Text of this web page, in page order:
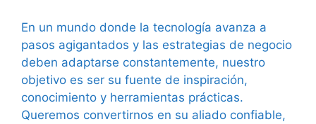
En un mundo donde la tecnología avanza a
pasos agigantados y las estrategias de negocio
deben adaptarse constantemente, nuestro
objetivo es ser su fuente de inspiración,
conocimiento y herramientas prácticas.
Queremos convertirnos en su aliado confiable,